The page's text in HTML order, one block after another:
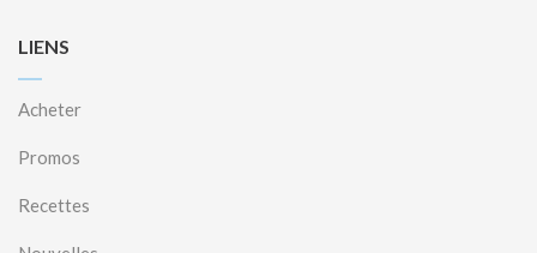
LIENS
Acheter
Promos
Recettes